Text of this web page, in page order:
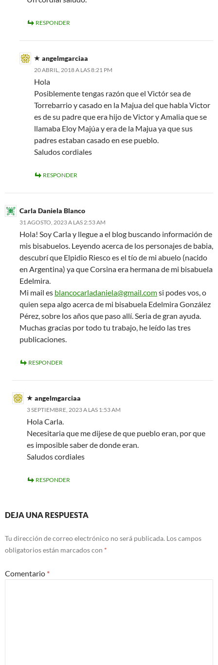
RESPONDER
angelmgarciaa
20 ABRIL, 2018 A LAS 8:21 PM
Hola
Posiblemente tengas razón que el Victór sea de
Torrebarrio y casado en la Majua del que habla Victor
es de su padre que era hijo de Victor y Amalia que se
llamaba Eloy Majúa y era de la Majua ya que sus
padres estaban casado en ese pueblo.
Saludos cordiales
RESPONDER
Carla Daniela Blanco
31 AGOSTO, 2023 A LAS 2:53 AM
Hola! Soy Carla y llegue a el blog buscando información de
mis bisabuelos. Leyendo acerca de los personajes de babia,
descubrí que Elpidio Riesco es el tío de mi abuelo (nacido
en Argentina) ya que Corsina era hermana de mi bisabuela
Edelmira.
Mi mail es blancocarladaniela@gmail.comsi podes vos, o
quien sepa algo acerca de mi bisabuela Edelmira González
Pérez, sobre los años que paso allí. Seria de gran ayuda.
Muchas gracias por todo tu trabajo, he leído las tres
publicaciones.
RESPONDER
angelmgarciaa
3 SEPTIEMBRE, 2023 A LAS 1:53 AM
Hola Carla.
Necesitaria que me dijese de que pueblo eran, por que
es imposible saber de donde eran.
Saludos cordiales
RESPONDER
DEJA UNA RESPUESTA
Tu dirección de correo electrónico no será publicada. Los campos
obligatorios están marcados con *
Comentario *